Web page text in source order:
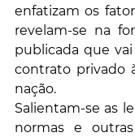
enfatizam os
revelam-se na
publicada que
contrato privado
nação.
Salientam-se as
normas e